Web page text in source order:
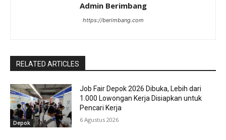
Admin Berimbang
https://berimbang.com
RELATED ARTICLES
Depok
Job Fair Depok 2026 Dibuka, Lebih dari
1.000 Lowongan Kerja Disiapkan untuk
Pencari Kerja
6 Agustus 2026